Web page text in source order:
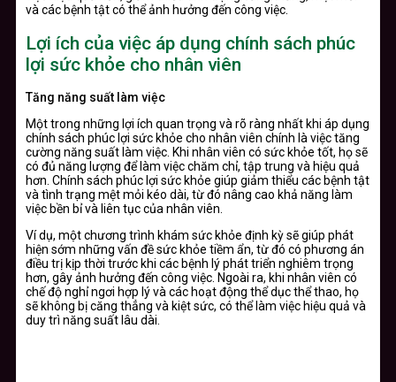
và các bệnh tật có thể ảnh hưởng đến công việc.
Lợi ích của việc áp dụng chính sách phúc
lợi sức khỏe cho nhân viên
Tăng năng suất làm việc
Một trong những lợi ích quan trọng và rõ ràng nhất khi áp dụng
chính sách phúc lợi sức khỏe cho nhân viên chính là việc tăng
cường năng suất làm việc. Khi nhân viên có sức khỏe tốt, họ sẽ
có đủ năng lượng để làm việc chăm chỉ, tập trung và hiệu quả
hơn. Chính sách phúc lợi sức khỏe giúp giảm thiểu các bệnh tật
và tình trạng mệt mỏi kéo dài, từ đó nâng cao khả năng làm
việc bền bỉ và liên tục của nhân viên.
Ví dụ, một chương trình khám sức khỏe định kỳ sẽ giúp phát
hiện sớm những vấn đề sức khỏe tiềm ẩn, từ đó có phương án
điều trị kịp thời trước khi các bệnh lý phát triển nghiêm trọng
hơn, gây ảnh hưởng đến công việc. Ngoài ra, khi nhân viên có
chế độ nghỉ ngơi hợp lý và các hoạt động thể dục thể thao, họ
sẽ không bị căng thẳng và kiệt sức, có thể làm việc hiệu quả và
duy trì năng suất lâu dài.